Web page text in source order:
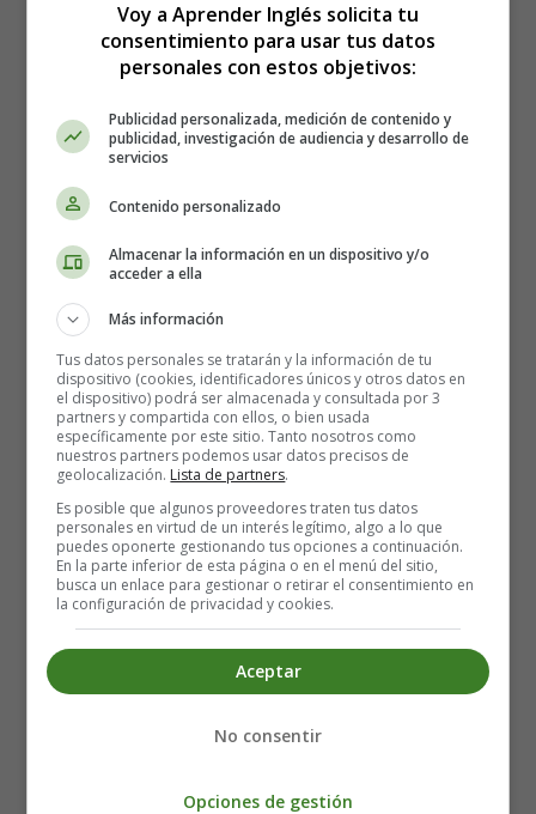
Categoría: Cuentos en Inglés - Stories in
Publicado: 20 Julio 2026
textos en ingles
Stories in English
Leer más: Serial Killers in Fiction vs. Reality
San Juan's Night: A Journey into the
Enchanting Realm of Tradition and
Poetry
Voy a Aprender Inglés solicita tu
consentimiento para usar tus datos
personales con estos objetivos:
Publicidad personalizada, medición de contenido y
publicidad, investigación de audiencia y desarrollo de
servicios
Contenido personalizado
Almacenar la información en un dispositivo y/o
acceder a ella
Más información
Tus datos personales se tratarán y la información de tu
dispositivo (cookies, identificadores únicos y otros datos en
el dispositivo) podrá ser almacenada y consultada por 3
partners y compartida con ellos, o bien usada
específicamente por este sitio. Tanto nosotros como
nuestros partners podemos usar datos precisos de
geolocalización. Lista de partners.
Es posible que algunos proveedores traten tus datos
personales en virtud de un interés legítimo, algo a lo que
puedes oponerte gestionando tus opciones a continuación.
En la parte inferior de esta página o en el menú del sitio,
busca un enlace para gestionar o retirar el consentimiento en
la configuración de privacidad y cookies.
Aceptar
No consentir
Opciones de gestión